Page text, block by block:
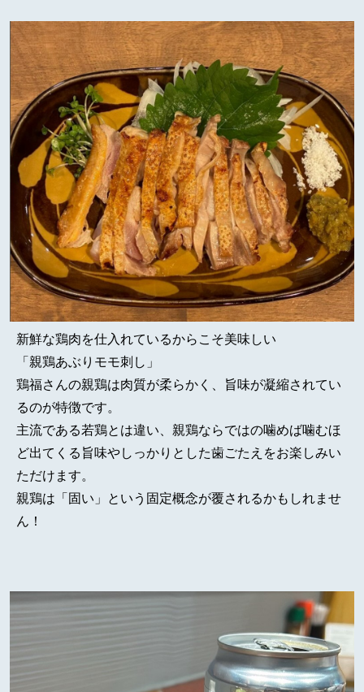
新鮮な鶏肉を仕入れているからこそ美味しい
「親鶏あぶりモモ刺し」
鶏福さんの親鶏は肉質が柔らかく、旨味が凝縮されてい
るのが特徴です。
主流である若鶏とは違い、親鶏ならではの噛めば噛むほ
ど出てくる旨味やしっかりとした歯ごたえをお楽しみい
ただけます。
親鶏は「固い」という固定概念が覆されるかもしれませ
ん！